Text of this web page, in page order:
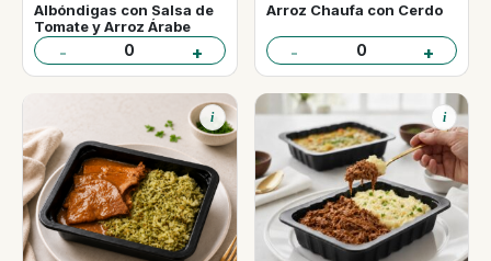
Albóndigas con Salsa de
Tomate y Arroz Árabe
- 0 +
Arroz Chaufa con Cerdo
- 0 +
i i